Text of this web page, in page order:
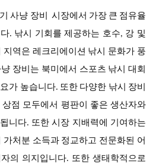
사냥 장비
시장에서 가장 큰 점유율
. 낚시 기회를 제공하는 호수, 강 및
역은 레크리에이션 낚시 문화가 풍
장비는 북미에서 스포츠 낚시 대회
가 높습니다. 또한 다양한 낚시 장비
점 모두에서 평판이 좋은 생산자와
니다. 또한 시장 지배력에 기여하는
처분 소득과 정교하고 전문화된 어
의 의지입니다. 또한 생태학적으로